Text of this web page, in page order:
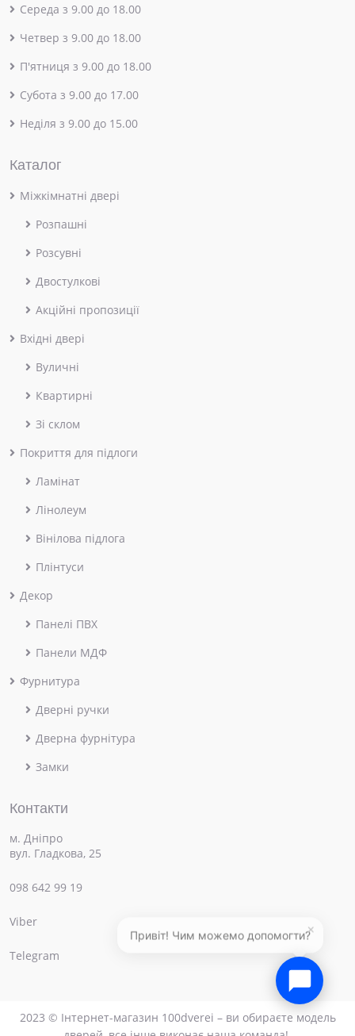
×
Привіт! Чим можемо допомогти?
Середа з 9.00 до 18.00
Четвер з 9.00 до 18.00
П'ятниця з 9.00 до 18.00
Субота з 9.00 до 17.00
Неділя з 9.00 до 15.00
Каталог
Міжкімнатні двері
Розпашні
Розсувні
Двостулкові
Акційні пропозиції
Вхідні двері
Вуличні
Квартирні
Зі склом
Покриття для підлоги
Ламінат
Лінолеум
Вінілова підлога
Плінтуси
Декор
Панелі ПВХ
Панели МДФ
Фурнитура
Дверні ручки
Дверна фурнітура
Замки
Контакти
м. Дніпро
вул. Гладкова, 25
098 642 99 19
Viber
Telegram
2023 © Інтернет-магазин 100dverei – ви обираєте модель